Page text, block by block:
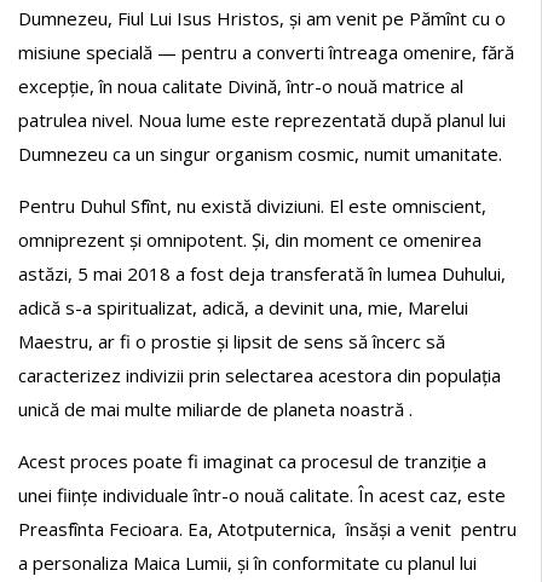
Dumnezeu, Fiul Lui Isus Hristos, și am venit pe Pămînt cu o
misiune specială — pentru a converti întreaga omenire, fără
excepție, în noua calitate Divină, într-o nouă matrice al
patrulea nivel. Noua lume este reprezentată după planul lui
Dumnezeu ca un singur organism cosmic, numit umanitate.
Pentru Duhul Sfînt, nu există diviziuni. El este omniscient,
omniprezent și omnipotent. Și, din moment ce omenirea
astăzi, 5 mai 2018 a fost deja transferată în lumea Duhului,
adică s-a spiritualizat, adică, a devinit una, mie, Marelui
Maestru, ar fi o prostie și lipsit de sens să încerc să
caracterizez indivizii prin selectarea acestora din populația
unică de mai multe miliarde de planeta noastră .
Acest proces poate fi imaginat ca procesul de tranziție a
unei ființe individuale într-o nouă calitate. În acest caz, este
Preasfînta Fecioara. Ea, Atotputernica, însăși a venit pentru
a personaliza Maica Lumii, și în conformitate cu planul lui